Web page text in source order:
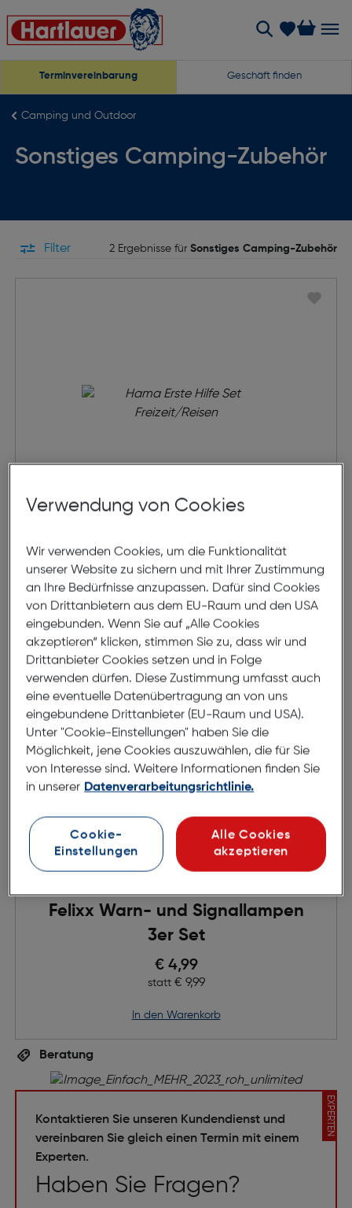
Terminvereinbarung Geschäft finden
Camping und Outdoor
Sonstiges Camping-Zubehör
Filter 2 Ergebnisse für Sonstiges Camping-Zubehör
Freizeit/Reisen
€ 12,49
in den Warenkorb
Felixx Warn- und Signallampen
3er Set
Preis nach Rabatts
€ 4,99
statt Ursprünglicher Preis
€ 9,99
in den Warenkorb
Beratung
EXPERTEN
Kontaktieren Sie unseren Kundendienst und
vereinbaren Sie gleich einen Termin mit einem
Experten.
Haben Sie Fragen?
Verwendung von Cookies
Wir verwenden Cookies, um die Funktionalität
unserer Website zu sichern und mit Ihrer Zustimmung
an Ihre Bedürfnisse anzupassen. Dafür sind Cookies
von Drittanbietern aus dem EU-Raum und den USA
eingebunden. Wenn Sie auf „Alle Cookies
akzeptieren“ klicken, stimmen Sie zu, dass wir und
Drittanbieter Cookies setzen und in Folge
verwenden dürfen. Diese Zustimmung umfasst auch
eine eventuelle Datenübertragung an von uns
eingebundene Drittanbieter (EU-Raum und USA).
Unter "Cookie-Einstellungen" haben Sie die
Möglichkeit, jene Cookies auszuwählen, die für Sie
von Interesse sind. Weitere Informationen finden Sie
in unserer Datenverarbeitungsrichtlinie.
Cookie-
Einstellungen
Alle Cookies
akzeptieren